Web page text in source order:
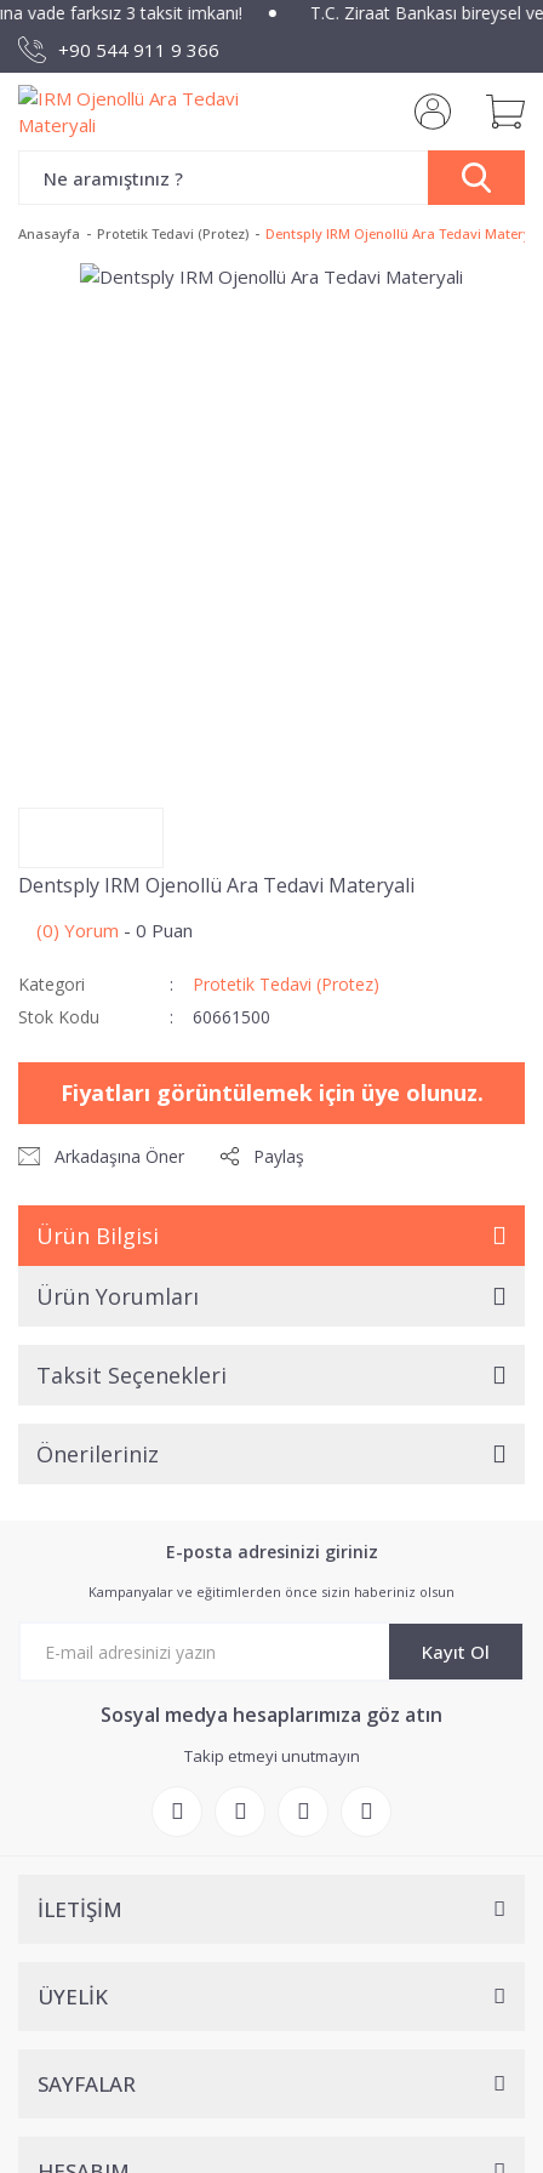
vade farksız 3 taksit imkanı! T.C. Ziraat Bankası bireysel
+90 544 911 9 366
Anasayfa Protetik Tedavi (Protez) Dentsply IRM Ojenollü Ara Tedavi
Dentsply IRM Ojenollü Ara Tedavi Materyali
(0) Yorum - 0 Puan
Kategori
Protetik Tedavi (Protez)
Stok Kodu
60661500
Fiyatları görüntülemek için üye olunuz.
Arkadaşına Öner Paylaş
Ürün Bilgisi
Ürün Yorumları
Taksit Seçenekleri
Önerileriniz
E-posta adresinizi giriniz
Kampanyalar ve eğitimlerden önce sizin haberiniz olsun
Kayıt Ol
Sosyal medya hesaplarımıza göz atın
Takip etmeyi unutmayın
İLETİŞİM
ÜYELİK
SAYFALAR